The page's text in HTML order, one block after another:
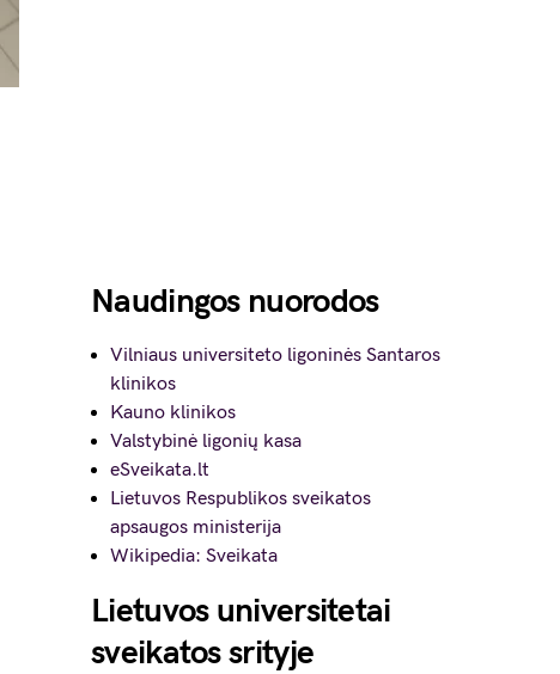
Naudingos nuorodos
Vilniaus universiteto ligoninės Santaros
klinikos
Kauno klinikos
Valstybinė ligonių kasa
eSveikata.lt
Lietuvos Respublikos sveikatos
apsaugos ministerija
Wikipedia: Sveikata
Lietuvos universitetai
sveikatos srityje